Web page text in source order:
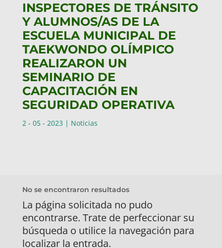
INSPECTORES DE TRÁNSITO
Y ALUMNOS/AS DE LA
ESCUELA MUNICIPAL DE
TAEKWONDO OLÍMPICO
REALIZARON UN
SEMINARIO DE
CAPACITACIÓN EN
SEGURIDAD OPERATIVA
2 - 05 - 2023 | Noticias
No se encontraron resultados
La página solicitada no pudo
encontrarse. Trate de perfeccionar su
búsqueda o utilice la navegación para
localizar la entrada.